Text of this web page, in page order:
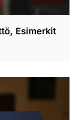
Esimerkit